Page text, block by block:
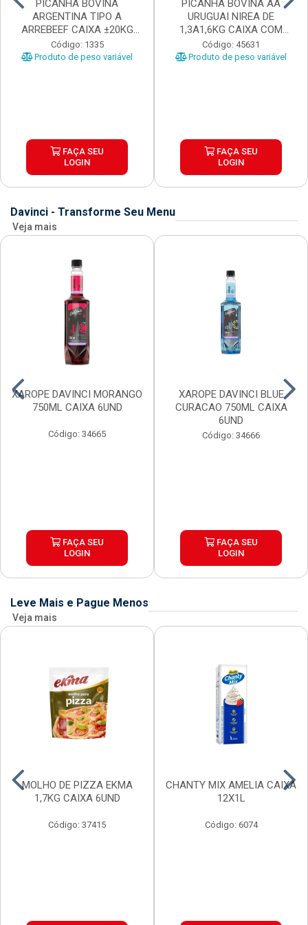
PICANHA BOVINA
ARGENTINA TIPO A
ARREBEEF CAIXA ±20KG
PEÇAS 1...
Código: 1335
Produto de peso variável
FAÇA SEU
LOGIN
PICANHA BOVINA AA
URUGUAI NIREA DE
1,3A1,6KG CAIXA COM
±15KG
Código: 45631
Produto de peso variável
FAÇA SEU
LOGIN
Davinci - Transforme Seu Menu
Veja mais
XAROPE DAVINCI MORANGO
750ML CAIXA 6UND
Código: 34665
FAÇA SEU
LOGIN
XAROPE DAVINCI BLUE
CURACAO 750ML CAIXA
6UND
Código: 34666
FAÇA SEU
LOGIN
Leve Mais e Pague Menos
Veja mais
MOLHO DE PIZZA EKMA
1,7KG CAIXA 6UND
Código: 37415
CHANTY MIX AMELIA CAIXA
12X1L
Código: 6074